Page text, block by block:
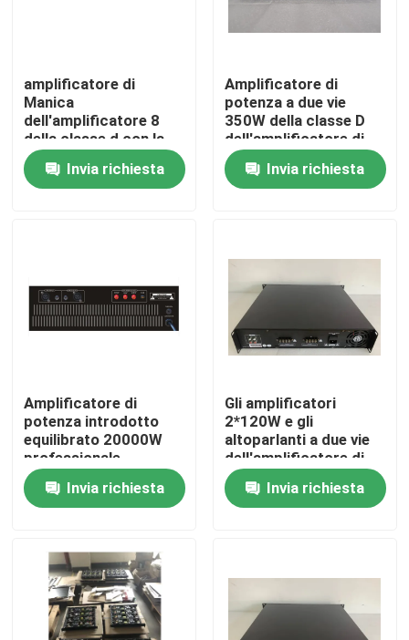
Casa
Prodotti
Circa noi
Controllo di qualità
Contattici
Casi
Amplificatore dell'altoparlante
amplificatore di
Manica
dell'amplificatore 8
della classe d con la
linea sorveglianza
dell'altoparlante del
cambiamento
Invia richiesta
Amplificatore di
potenza a due vie
350W della classe D
dell'amplificatore di
PA 5000 watt
Invia richiesta
Amplificatore di
potenza introdotto
equilibrato 20000W
professionale
dell'amplificatore di
potenza 2000W di PA
Invia richiesta
Gli amplificatori
2*120W e gli
altoparlanti a due vie
dell'amplificatore di
potenza di PA
alimentano
l'amplificatore di
Invia richiesta